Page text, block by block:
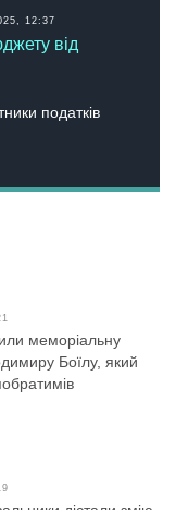
12:37
від
податків
меморіальну
Боїлу, який